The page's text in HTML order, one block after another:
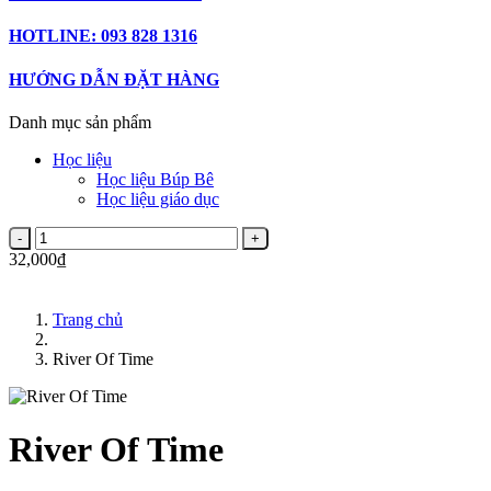
HOTLINE: 093 828 1316
HƯỚNG DẪN ĐẶT HÀNG
Danh mục sản phẩm
Học liệu
Học liệu Búp Bê
Học liệu giáo dục
32,000₫
Trang chủ
River Of Time
River Of Time